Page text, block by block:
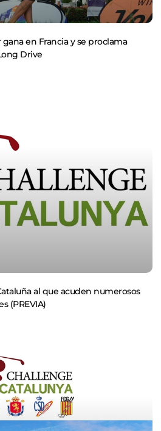
en Francia y se proclama
Drive
al que acuden numerosos
(PREVIA)